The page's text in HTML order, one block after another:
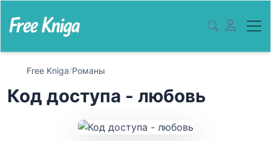
Free Kniga/Романы
Код доступа - любовь